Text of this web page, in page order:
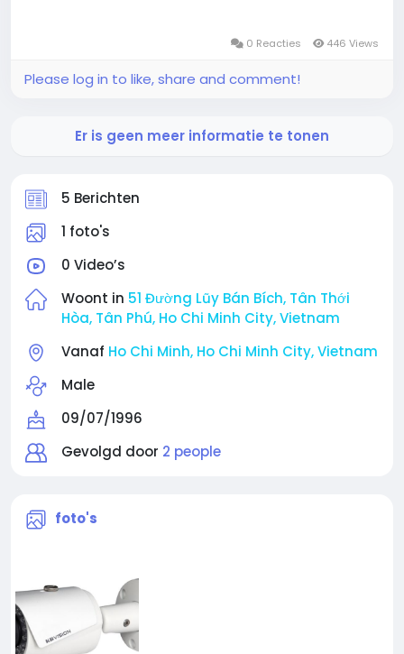
5 Berichten
1 foto's
0 Video’s
Woont in 51 Đường Lũy Bán Bích, Tân Thới
Hòa, Tân Phú, Ho Chi Minh City, Vietnam
Vanaf Ho Chi Minh, Ho Chi Minh City, Vietnam
Male
09/07/1996
Gevolgd door 2 people
foto's
0 Reacties 446 Views
Please log in to like, share and comment!
Er is geen meer informatie te tonen